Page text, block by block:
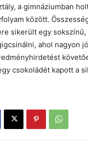
a gimnáziumban
között.
sikerült egy sokszínű,
ahol nagyon
csokoládét kapott a